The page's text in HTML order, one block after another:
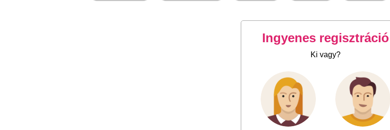
Ingyenes regisztráció
Ki vagy?